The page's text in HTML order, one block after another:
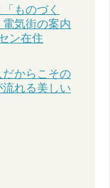
ものづく
気街の案内
ン在住
だからこその
れる美しい